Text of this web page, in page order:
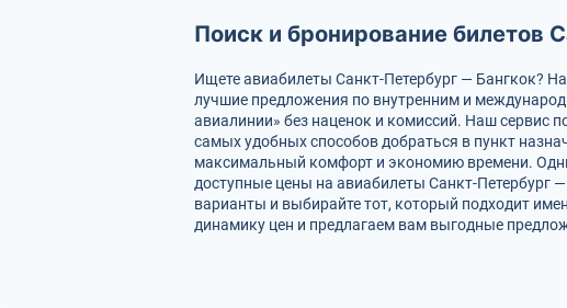
Поиск и бронирование билетов
Ищете авиабилеты Санкт-Петербург — Бангкок?
лучшие предложения по внутренним и
авиалинии» без наценок и комиссий. Наш сервис
самых удобных способов добраться в пункт
максимальный комфорт и экономию времени.
доступные цены на авиабилеты Санкт-Петербург
варианты и выбирайте тот, который подходит
динамику цен и предлагаем вам выгодные